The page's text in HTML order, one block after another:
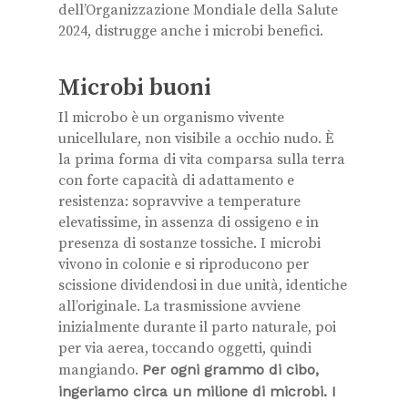
dell’Organizzazione Mondiale della Salute
2024, distrugge anche i microbi benefici.
Microbi buoni
Il microbo è un organismo vivente
unicellulare, non visibile a occhio nudo. È
la prima forma di vita comparsa sulla terra
con forte capacità di adattamento e
resistenza: sopravvive a temperature
elevatissime, in assenza di ossigeno e in
presenza di sostanze tossiche. I microbi
vivono in colonie e si riproducono per
scissione dividendosi in due unità, identiche
all’originale. La trasmissione avviene
inizialmente durante il parto naturale, poi
per via aerea, toccando oggetti, quindi
mangiando. Per ogni grammo di cibo,
ingeriamo circa un milione di microbi. I